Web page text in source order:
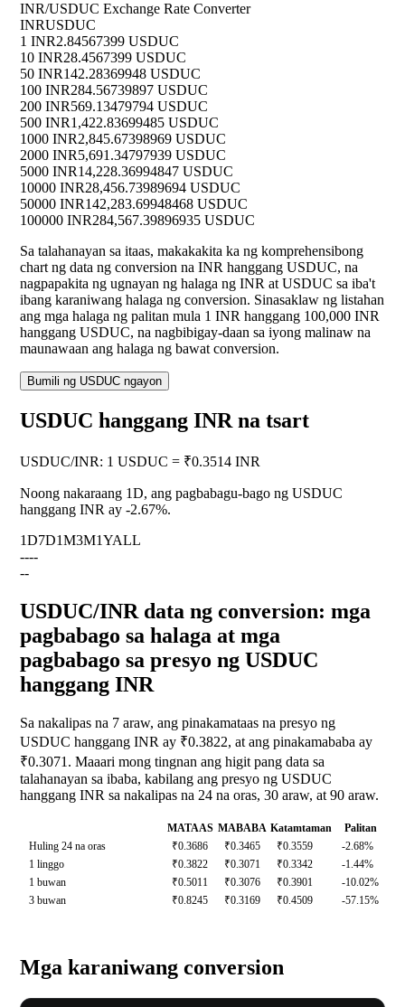
INR/USDUC Exchange Rate Converter
INRUSDUC
1 INR2.84567399 USDUC
10 INR28.4567399 USDUC
50 INR142.28369948 USDUC
100 INR284.56739897 USDUC
200 INR569.13479794 USDUC
500 INR1,422.83699485 USDUC
1000 INR2,845.67398969 USDUC
2000 INR5,691.34797939 USDUC
5000 INR14,228.36994847 USDUC
10000 INR28,456.73989694 USDUC
50000 INR142,283.69948468 USDUC
100000 INR284,567.39896935 USDUC
Sa talahanayan sa itaas, makakakita ka ng komprehensibong
chart ng data ng conversion na INR hanggang USDUC, na
nagpapakita ng ugnayan ng halaga ng INR at USDUC sa iba't
ibang karaniwang halaga ng conversion. Sinasaklaw ng listahan
ang mga halaga ng palitan mula 1 INR hanggang 100,000 INR
hanggang USDUC, na nagbibigay-daan sa iyong malinaw na
maunawaan ang halaga ng bawat conversion.
Bumili ng USDUC ngayon
USDUC hanggang INR na tsart
USDUC/INR: 1 USDUC = ₹0.3514 INR
Noong nakaraang 1D, ang pagbabagu-bago ng USDUC
hanggang INR ay -2.67%.
1D7D1M3M1YALL
----
--
USDUC/INR data ng conversion: mga
pagbabago sa halaga at mga
pagbabago sa presyo ng USDUC
hanggang INR
Sa nakalipas na 7 araw, ang pinakamataas na presyo ng
USDUC hanggang INR ay ₹0.3822, at ang pinakamababa ay
₹0.3071. Maaari mong tingnan ang higit pang data sa
talahanayan sa ibaba, kabilang ang presyo ng USDUC
hanggang INR sa nakalipas na 24 na oras, 30 araw, at 90 araw.
MATAAS MABABA Katamtaman
Palitan
Huling 24 na oras
₹0.3686 ₹0.3465 ₹0.3559
-2.68%
1 linggo
₹0.3822 ₹0.3071 ₹0.3342
-1.44%
1 buwan
₹0.5011 ₹0.3076 ₹0.3901
-10.02%
3 buwan
₹0.8245 ₹0.3169 ₹0.4509 -57.15%
Mga karaniwang conversion